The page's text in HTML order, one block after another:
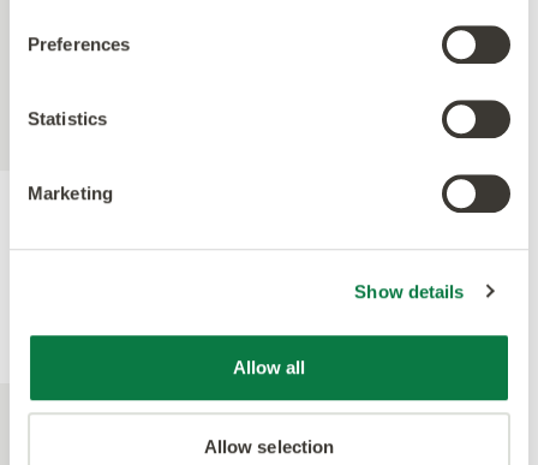
Preferences
Statistics
Marketing
Show details
Allow all
Allow selection